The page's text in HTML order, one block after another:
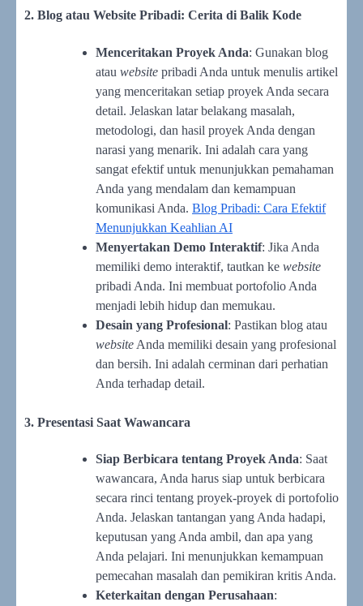
2. Blog atau Website Pribadi: Cerita di Balik Kode
Menceritakan Proyek Anda: Gunakan blog
atau website pribadi Anda untuk menulis artikel
yang menceritakan setiap proyek Anda secara
detail. Jelaskan latar belakang masalah,
metodologi, dan hasil proyek Anda dengan
narasi yang menarik. Ini adalah cara yang
sangat efektif untuk menunjukkan pemahaman
Anda yang mendalam dan kemampuan
komunikasi Anda. Blog Pribadi: Cara Efektif
Menunjukkan Keahlian AI
Menyertakan Demo Interaktif: Jika Anda
memiliki demo interaktif, tautkan ke website
pribadi Anda. Ini membuat portofolio Anda
menjadi lebih hidup dan memukau.
Desain yang Profesional: Pastikan blog atau
website Anda memiliki desain yang profesional
dan bersih. Ini adalah cerminan dari perhatian
Anda terhadap detail.
3. Presentasi Saat Wawancara
Siap Berbicara tentang Proyek Anda: Saat
wawancara, Anda harus siap untuk berbicara
secara rinci tentang proyek-proyek di portofolio
Anda. Jelaskan tantangan yang Anda hadapi,
keputusan yang Anda ambil, dan apa yang
Anda pelajari. Ini menunjukkan kemampuan
pemecahan masalah dan pemikiran kritis Anda.
Keterkaitan dengan Perusahaan: